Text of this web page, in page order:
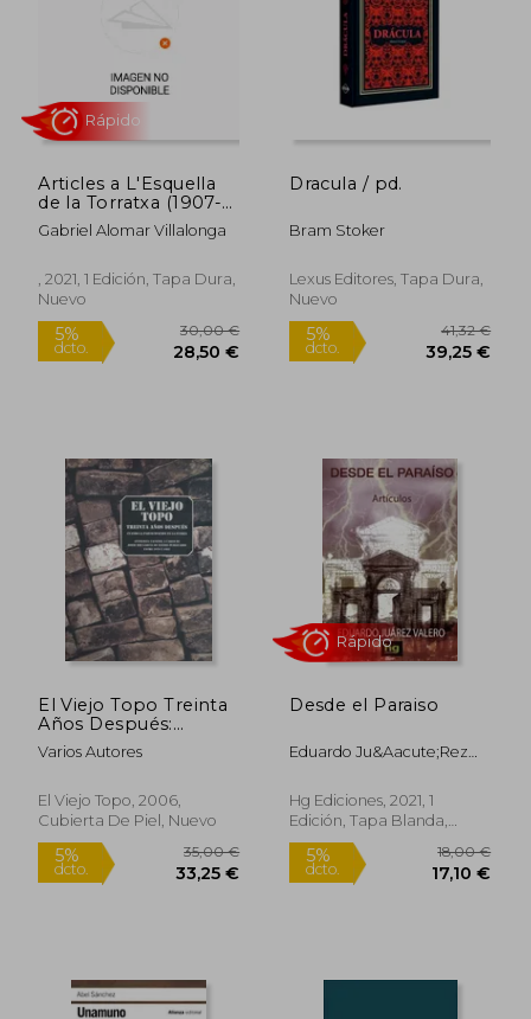
dcto. 9,50 €
Articles a L'Esquella
de la Torratxa (1907-
1918) L'Almanac de
L'Esquella de la
la Campana de Gràcia
(1907-1909) (Obres
Alomar Villalonga)
(en Catalán)
Gabriel Alomar Villalonga
, 2021, 1 Edición, Tapa Dura,
Nuevo
5%
dcto. 28,50 €
Rápido
Dracula / pd.
Bram Stoker
Lexus Editores, Tapa Dura,
Nuevo
5%
dcto.
El Viejo Topo Treinta
Años Después:
Cuando la
Participación es la
Facsímil a Cargo de
Jordi mir García de
Entre 1976 y 1982
Varios Autores
El Viejo Topo, 2006,
Cubierta De Piel, Nuevo
Desde el Paraiso
Eduardo Ju&Aacute;Rez
Hg Ediciones, 2021, 1
Edición, Tapa Blanda,
Nuevo